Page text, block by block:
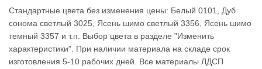
Стандартные цвета без изменения цены: Белый 0101, Дуб
сонома светлый 3025, Ясень шимо светлый 3356, Ясень шимо
темный 3357 и т.п. Выбор цвета в разделе "Изменить
характеристики". При наличии материала на складе срок
изготовления 5-10 рабочих дней. Все материалы ЛДСП